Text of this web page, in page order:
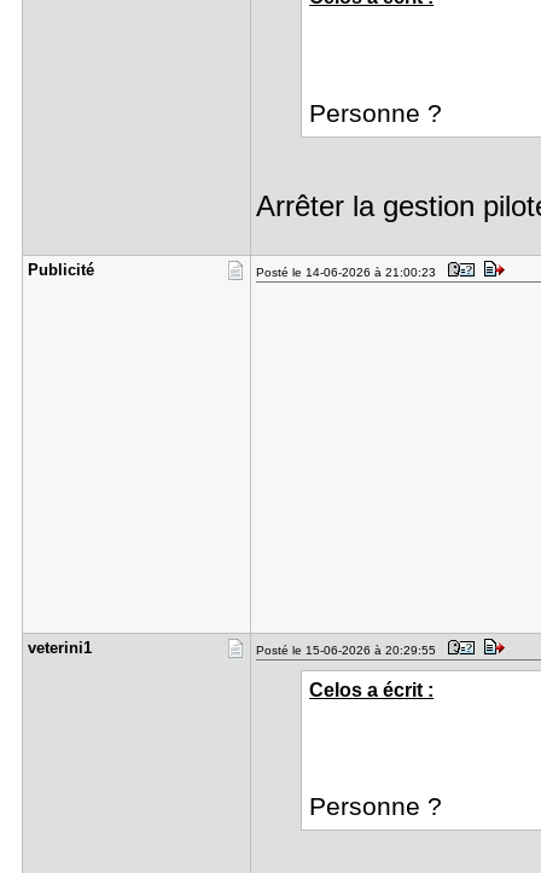
Personne ?
Arrêter la gestion
Publicité Posté le 14-06-2026 à 21:00:23
veterini1 Posté le 15-06-2026 à 20:29:55
Celos a écrit :
Personne ?